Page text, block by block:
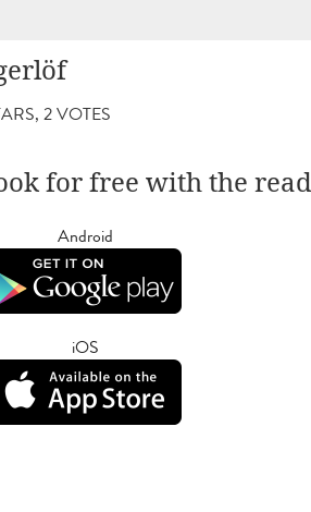
2 VOTES
for free with the
Android
iOS